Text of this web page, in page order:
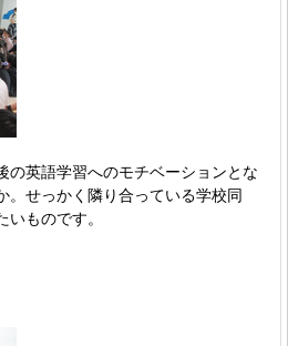
英語学習へのモチベーションとな
。せっかく隣り合っている学校同
ものです。